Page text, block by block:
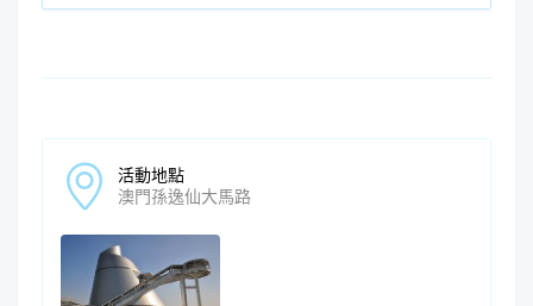
活動地點
澳門孫逸仙大馬路